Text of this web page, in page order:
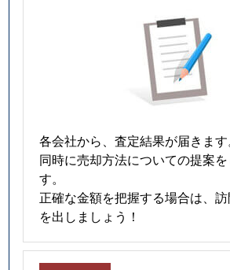
各会社から、査定結果が届きます
同時に売却方法についての提案
す。
正確な金額を把握する場合は、
を出しましょう！